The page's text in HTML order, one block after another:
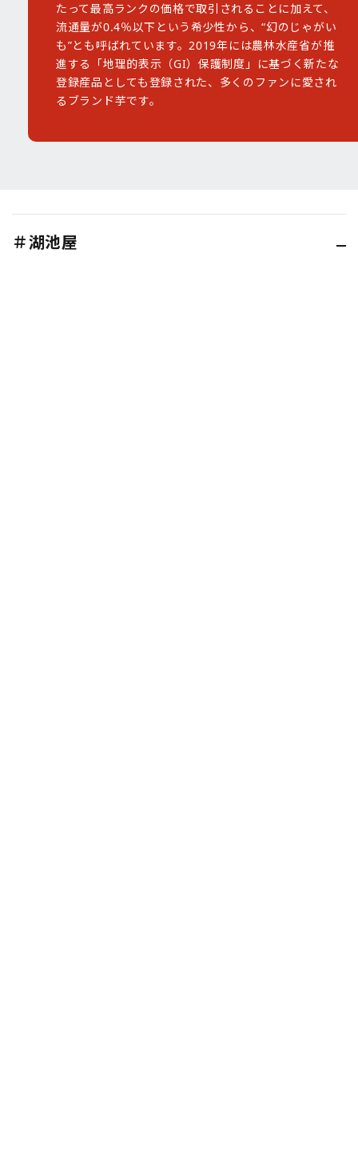
たって最高ランクの価格で取引されることに加えて、
流通量が0.4％以下という希少性から、“幻のじゃがい
も”とも呼ばれています。2019年には農林水産省が推
進する「地理的表示（GI）保護制度」に基づく新たな
登録産品としても登録された、多くのファンに愛され
るブランド芋です。
＃湖池屋